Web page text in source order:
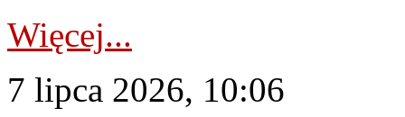
Więcej...
7 lipca 2026, 10:06